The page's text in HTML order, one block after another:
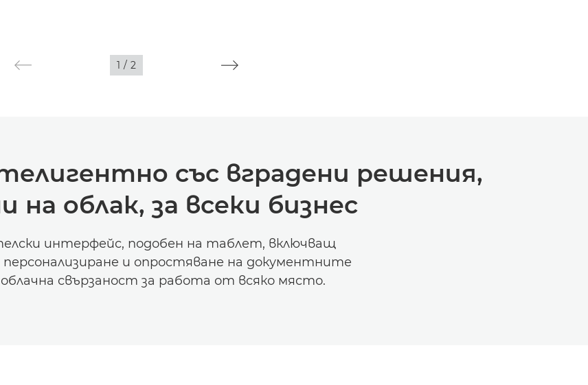
1 / 2
със вградени решения,
на облак, за всеки бизнес
интерфейс, подобен на таблет, включващ
персонализиране и опростяване на документните
свързаност за работа от всяко място.